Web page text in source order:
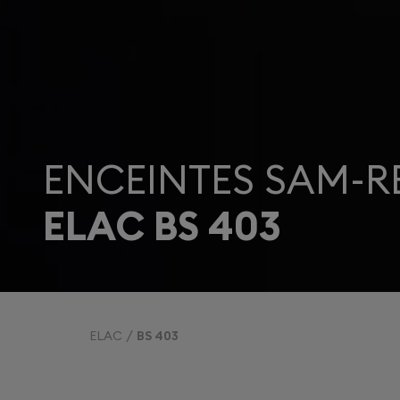
ENCEINTES SAM-
ELAC BS 403
ELAC BS 403